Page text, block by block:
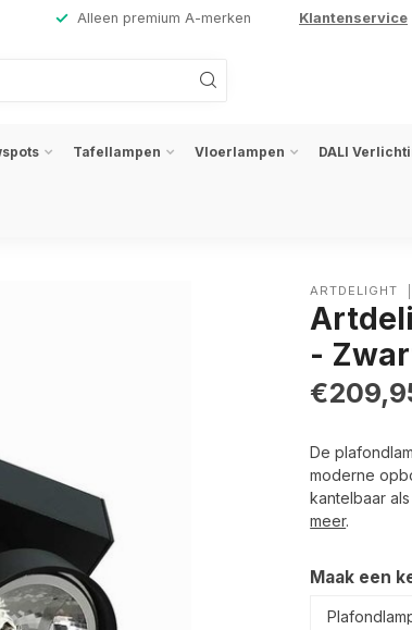
Alleen premium A-merken Klantenservice
Tafellampen Vloerlampen DALI
ARTDELIGHT
-
De
moderne
kantelbaar
meer.
Maak een